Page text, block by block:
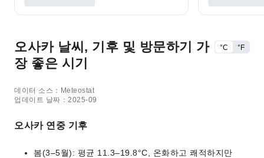
오사카 날씨, 기후 및 방문하기 가
장 좋은 시기
°C °F
데이터 소스：Meteostat
업데이트 날짜：2025-09
오사카 연중 기후
봄(3–5월): 평균 11.3–19.8°C, 온화하고 쾌적하지만